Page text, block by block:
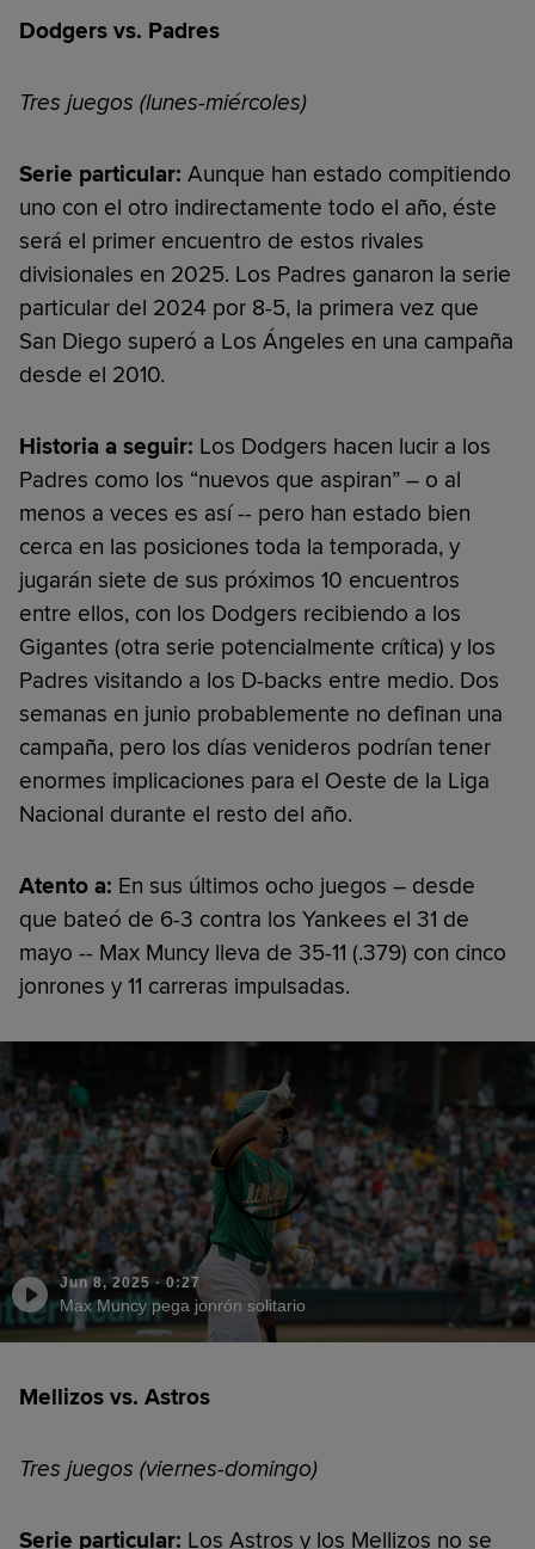
Dodgers vs. Padres
Tres juegos (lunes-miércoles)
Serie particular: Aunque han estado compitiendo
uno con el otro indirectamente todo el año, éste
será el primer encuentro de estos rivales
divisionales en 2025. Los Padres ganaron la serie
particular del 2024 por 8-5, la primera vez que
San Diego superó a Los Ángeles en una campaña
desde el 2010.
Historia a seguir: Los Dodgers hacen lucir a los
Padres como los “nuevos que aspiran” – o al
menos a veces es así -- pero han estado bien
cerca en las posiciones toda la temporada, y
jugarán siete de sus próximos 10 encuentros
entre ellos, con los Dodgers recibiendo a los
Gigantes (otra serie potencialmente crítica) y los
Padres visitando a los D-backs entre medio. Dos
semanas en junio probablemente no definan una
campaña, pero los días venideros podrían tener
enormes implicaciones para el Oeste de la Liga
Nacional durante el resto del año.
Atento a: En sus últimos ocho juegos – desde
que bateó de 6-3 contra los Yankees el 31 de
mayo -- Max Muncy lleva de 35-11 (.379) con cinco
jonrones y 11 carreras impulsadas.
Jun 8, 2025 · 0:27
Max Muncy pega jonrón solitario
Mellizos vs. Astros
Tres juegos (viernes-domingo)
Serie particular: Los Astros y los Mellizos no se